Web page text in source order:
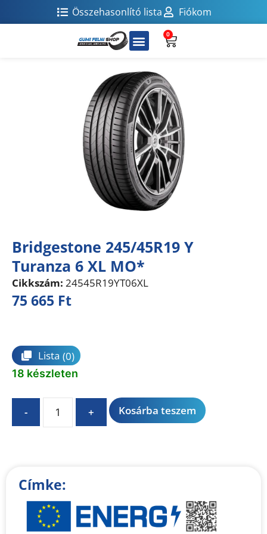
Összehasonlító lista Fiókom
0
Bridgestone 245/45R19 Y
Turanza 6 XL MO*
Cikkszám: 24545R19YT06XL
75 665 Ft
Lista (0)
18 készleten
- + Kosárba teszem
t
i
Címke: